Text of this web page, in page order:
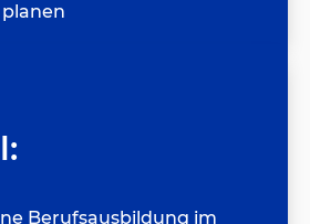
Berufsausbildung im